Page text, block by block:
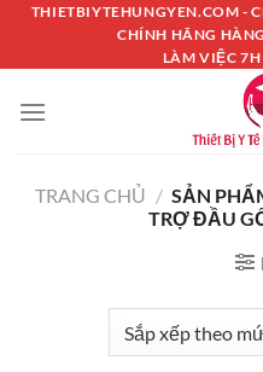
Chuyển
nội
dung
THIETBIYTEHUNGYEN.COM -
CHÍNH HÃNG
LÀM VIỆC 7H
TRANG CHỦ / SẢN
TRỢ ĐẦU